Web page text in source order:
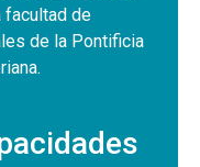
facultad de
de la Pontificia